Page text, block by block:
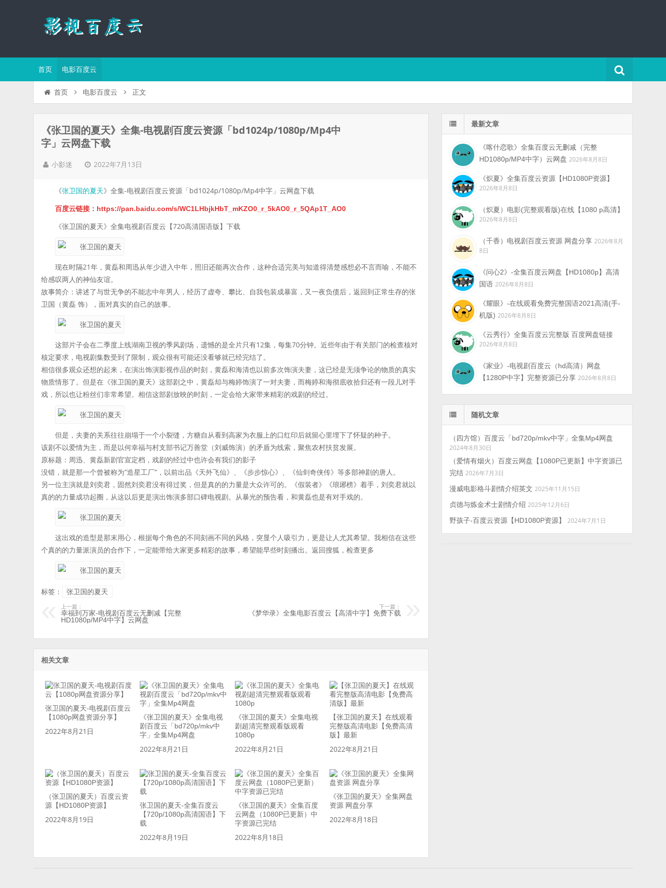
首页 电影百度云
首页 电影百度云 正文
《张卫国的夏天》全集-电视剧百度云资源「bd1024p/1080p/Mp4中
字」云网盘下载
小影迷 2022年7月13日
《张卫国的夏天》全集-电视剧百度云资源「bd1024p/1080p/Mp4中字」云网盘下载
百度云链接 ： https://pan.baidu.com/s/WC1LHbjkHbT_mKZO0_r_5kAO0_r_5QAp1T_AO0
《张卫国的夏天》全集电视剧百度云【720高清国语版】下载
现在时隔21年，黄磊和周迅从年少进入中年，照旧还能再次合作，这种合适完美与知道得清楚感想必不言而喻，不能不
给感叹两人的神仙友谊。
故事简介：讲述了与世无争的不能志中年男人，经历了虚夸、攀比、自我包装成暴富，又一夜负债后，返回到正常生存的张
卫国（黄磊 饰），面对真实的自己的故事。
这部片子会在二季度上线湖南卫视的季风剧场，遗憾的是全片只有12集，每集70分钟。近些年由于有关部门的检查核对
核定要求，电视剧集数受到了限制，观众很有可能还没看够就已经完结了。
相信很多观众还想的起来，在演出饰演影视作品的时刻，黄磊和海清也以前多次饰演夫妻，这已经是无须争论的物质的真实
物质情形了。但是在《张卫国的夏天》这部剧之中，黄磊却与梅婷饰演了一对夫妻，而梅婷和海彻底收拾归还有一段儿对手
戏，所以也让粉丝们非常希望。相信这部剧放映的时刻，一定会给大家带来精彩的戏剧的经过。
但是，夫妻的关系往往崩塌于一个小裂缝，方糖自从看到高家为衣服上的口红印后就留心里埋下了怀疑的种子。
该剧不以爱情为主，而是以何幸福与村支部书记万善堂（刘威饰演）的矛盾为线索，聚焦农村扶贫发展。
原标题：周迅、黄磊新剧官宣定档，戏剧的经过中也许会有我们的影子
没错，就是那一个曾被称为”造星工厂”，以前出品《天外飞仙》、《步步惊心》、《仙剑奇侠传》等多部神剧的唐人。
另一位主演就是刘奕君，固然刘奕君没有得过奖，但是真的的力量是大众许可的。《假装者》《琅琊榜》着手，刘奕君就以
真的的力量成功起圈，从这以后更是演出饰演多部口碑电视剧。从暴光的预告看，和黄磊也是有对手戏的。
这出戏的造型是那末用心，根据每个角色的不同刻画不同的风格，突显个人吸引力，更是让人尤其希望。我相信在这些
个真的的力量派演员的合作下，一定能带给大家更多精彩的故事，希望能早些时刻播出。返回搜狐，检查更多
标签： 张卫国的夏天
上一篇：
幸福到万家-电视剧百度云无删减【完整
HD1080p/MP4中字】云网盘
下一篇：
《梦华录》全集电影百度云【高清中字】免费下载
相关文章
张卫国的夏天-电视剧百度云
【1080p网盘资源分享】
2022年8月21日
《张卫国的夏天》全集电视
剧百度云「bd720p/mkv中
字」全集Mp4网盘
2022年8月21日
《张卫国的夏天》全集电视
剧超清完整观看版观看
1080p
2022年8月21日
【张卫国的夏天】在线观看
完整版高清电影【免费高清
版】最新
2022年8月21日
（张卫国的夏天）百度云资
源【HD1080P资源】
2022年8月19日
张卫国的夏天-全集百度云
【720p/1080p高清国语】下
载
2022年8月19日
《张卫国的夏天》全集百度
云网盘（1080P已更新）中
字资源已完结
2022年8月18日
《张卫国的夏天》全集网盘
资源 网盘分享
2022年8月18日
最新文章
《喀什恋歌》全集百度云无删减（完整
HD1080p/MP4中字）云网盘 2026年8月8日
《炽夏》全集百度云资源【HD1080P资源】
2026年8月8日
（炽夏）电影(完整观看版)在线【1080 p高清】
2026年8月8日
（千香）电视剧百度云资源 网盘分享 2026年8月
8日
《问心2》-全集百度云网盘【HD1080p】高清
国语 2026年8月8日
《耀眼》-在线观看免费完整国语2021高清(手-
机版) 2026年8月8日
《云秀行》全集百度云完整版 百度网盘链接
2026年8月8日
《家业》-电视剧百度云（hd高清）网盘
【1280P中字】完整资源已分享 2026年8月8日
随机文章
（四方馆）百度云「bd720p/mkv中字」全集Mp4网盘
2024年8月30日
（爱情有烟火）百度云网盘【1080P已更新】中字资源已
完结 2026年7月3日
漫威电影格斗剧情介绍英文 2025年11月15日
贞德与炼金术士剧情介绍 2025年12月6日
野孩子-百度云资源【HD1080P资源】
2024年7月1日